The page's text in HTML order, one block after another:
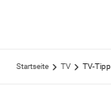
Startseite TV TV-